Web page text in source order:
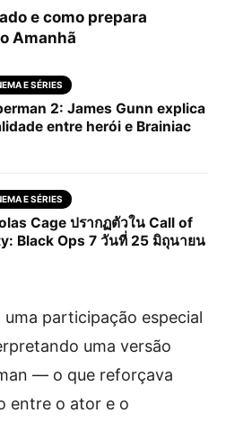
e como prepara
Amanhã
E SÉRIES
2: James Gunn explica
entre herói e Brainiac
E SÉRIES
Cage ปรากฏตัวใน Call of
Black Ops 7 วันที่ 25 มิถุนายน
participação especial
uma versão
— o que reforçava
entre o ator e o